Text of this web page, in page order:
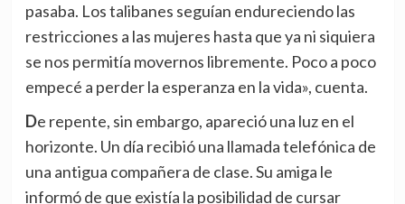
pasaba. Los talibanes seguían endureciendo las
restricciones a las mujeres hasta que ya ni siquiera
se nos permitía movernos libremente. Poco a poco
empecé a perder la esperanza en la vida», cuenta.
De repente, sin embargo, apareció una luz en el
horizonte. Un día recibió una llamada telefónica de
una antigua compañera de clase. Su amiga le
informó de que existía la posibilidad de cursar